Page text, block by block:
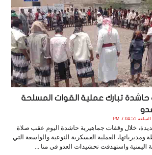
تبارك عملية القوات المسلحة
خلال وقفات جماهيرية حاشدة اليوم عقب صلاة
العملية العسكرية النوعية والواسعة التي
واستهدفت تحشيدات العدو في منا ...